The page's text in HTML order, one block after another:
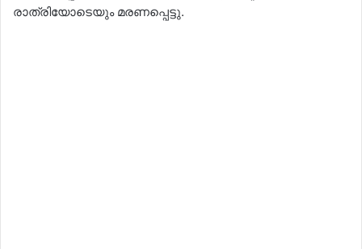
രാത്രിയോടെയും മരണപ്പെട്ടു.